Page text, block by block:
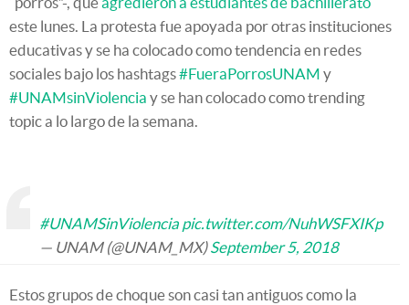
este lunes. La protesta fue apoyada por otras instituciones
educativas y se ha colocado como tendencia en redes
sociales bajo los hashtags#FueraPorrosUNAM y
#UNAMsinViolencia y se han colocado como trending
topic a lo largo de la semana.
#UNAMSinViolencia pic.twitter.com/NuhWSFXIKp
— UNAM (@UNAM_MX)September 5, 2018
Estos grupos de choque son casi tan antiguos como la